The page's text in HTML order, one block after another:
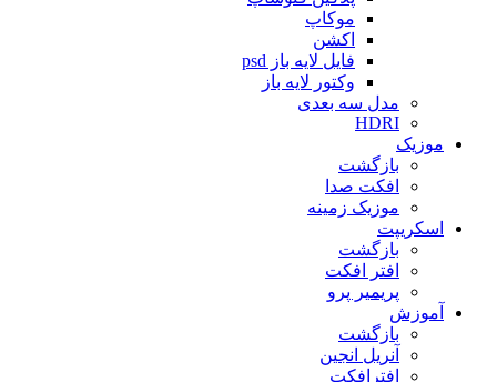
موکاپ
اکشن
فایل لایه باز psd
وکتور لایه باز
مدل سه بعدی
HDRI
موزیک
بازگشت
افکت صدا
موزیک زمینه
اسکریپت
بازگشت
افتر افکت
پریمیر پرو
آموزش
بازگشت
آنریل انجین
افترافکت